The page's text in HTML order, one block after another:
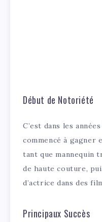
Début de Notoriété
C’est dans les
commencé à gagner
tant que mannequin
de haute couture,
d’actrice dans des
Principaux Succès